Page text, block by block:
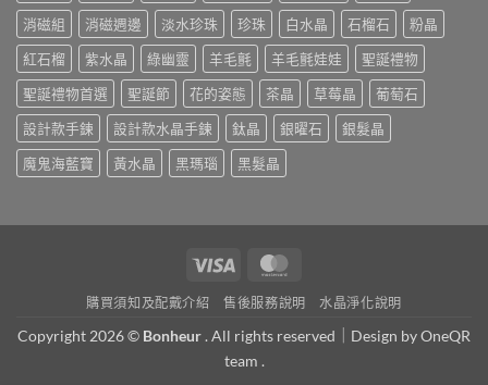
消磁組
消磁週邊 淡水珍珠 珍珠 白水晶 石榴石
粉晶
紅石榴
紫水晶 綠幽靈 羊毛氈 羊毛氈娃娃
聖誕禮物
聖誕禮物首選
聖誕節 花的姿態 茶晶 草莓晶
葡萄石
設計款手鍊
設計款水晶手鍊 鈦晶 銀曜石
銀髮晶
魔鬼海藍寶
黃水晶 黑瑪瑙 黑髮晶
Visa
購買須知及配戴介紹 售後服務說明 水晶淨化說明
Copyright 2026 © Bonheur. All rights reserved｜Design byOneQR
team .